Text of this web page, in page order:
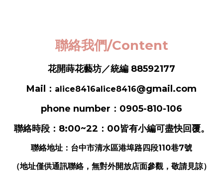
聯絡我們/Content
花開蒔花藝坊／統編 88592177
Mail： alice8416alice8416@gmail.com
phone number：0905-810-106
聯絡時段：8:00~22：00皆有小編可盡快回覆。
聯絡地址： 台中市清水區港埠路四段110巷7號
（地址僅供通訊聯絡，無對外開放店面參觀，敬請見諒）